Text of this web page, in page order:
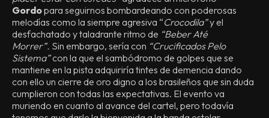
Gordopara seguirnos bombardeando con poderosas
melodías como la siempre agresiva “Crocodila”y el
desfachatado y taladrante ritmo de “Beber Até
Morrer”. Sin embargo, sería con “Crucificados Pelo
Sistema”con la que el sambódromo de golpes que se
mantiene en la pista adquiriría tintes de demencia dando
con ello un cierre de oro digno a los brasileños que sin duda
cumplieron con todas las expectativas. El evento va
muriendo en cuanto al avance del cartel, pero todavía